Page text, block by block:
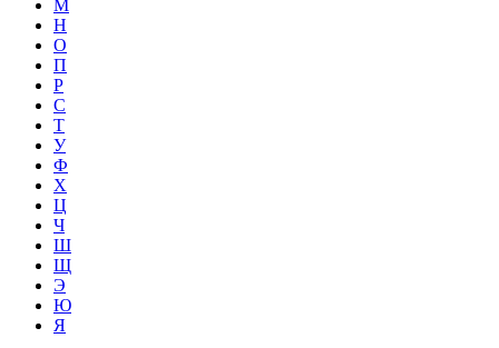
М
Н
О
П
Р
С
Т
У
Ф
Х
Ц
Ч
Ш
Щ
Э
Ю
Я